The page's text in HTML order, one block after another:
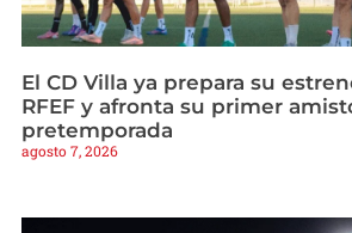
El CD Villa ya prepara su
RFEF y afronta su primer
pretemporada
agosto 7, 2026